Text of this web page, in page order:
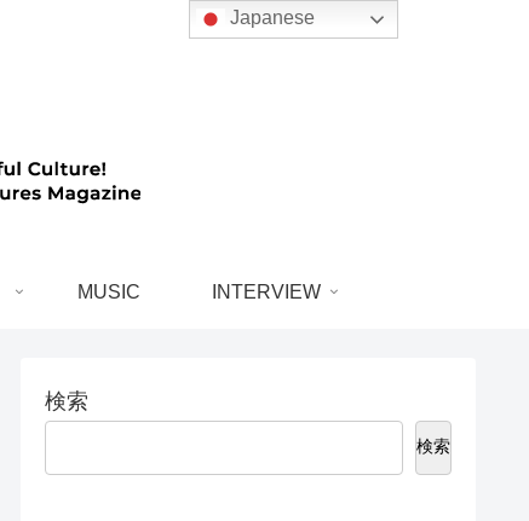
MUSIC INTERVIEW
検索
検索
Japanese